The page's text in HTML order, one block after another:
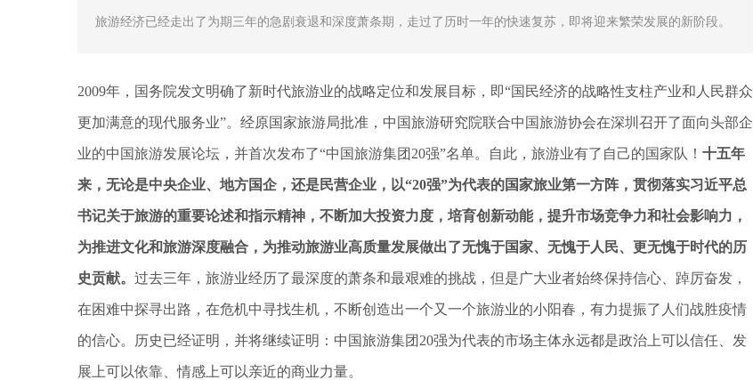
旅游经济已经走出了为期三年的急剧衰退和深度萧条期，走过了历时一年的快速复苏，即将迎来繁荣发展的新阶段。
2009年，国务院发文明确了新时代旅游业的战略定位和发展目标，即“国民经济的战略性支柱产业和人民群众
更加满意的现代服务业”。经原国家旅游局批准，中国旅游研究院联合中国旅游协会在深圳召开了面向头部企
业的中国旅游发展论坛，并首次发布了“中国旅游集团20强”名单。自此，旅游业有了自己的国家队！ 十五年
来，无论是中央企业、地方国企，还是民营企业，以“20强”为代表的国家旅业第一方阵，贯彻落实习近平总
书记关于旅游的重要论述和指示精神，不断加大投资力度，培育创新动能，提升市场竞争力和社会影响力，
为推进文化和旅游深度融合，为推动旅游业高质量发展做出了无愧于国家、无愧于人民、更无愧于时代的历
史贡献。 过去三年，旅游业经历了最深度的萧条和最艰难的挑战，但是广大业者始终保持信心、踔厉奋发，
在困难中探寻出路，在危机中寻找生机，不断创造出一个又一个旅游业的小阳春，有力提振了人们战胜疫情
的信心。历史已经证明，并将继续证明：中国旅游集团20强为代表的市场主体永远都是政治上可以信任、发
展上可以依靠、情感上可以亲近的商业力量。